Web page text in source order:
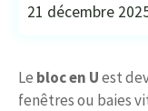
21 décembre
Le bloc en Uest
fenêtres ou baies